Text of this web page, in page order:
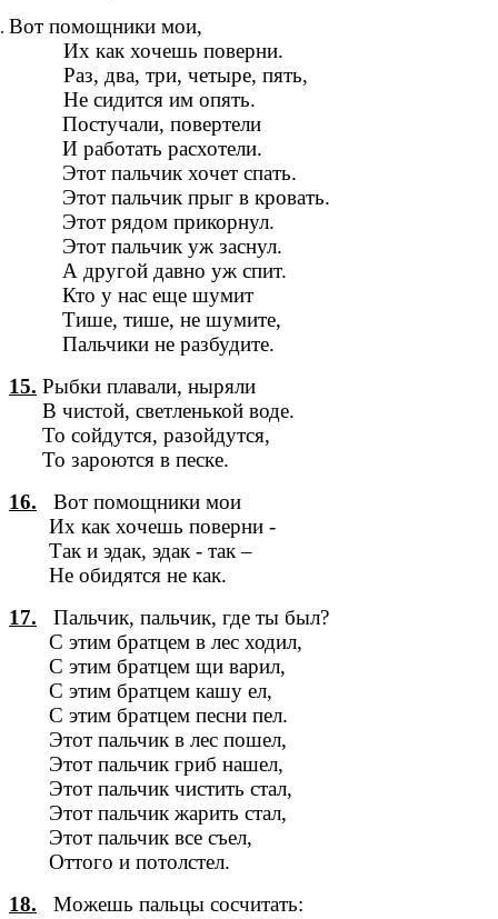
Вот помощники мои,
Их как хочешь поверни.
Раз, два, три, четыре, пять,
Не сидится им опять.
Постучали, повертели
И работать расхотели.
Этот пальчик хочет спать.
Этот пальчик прыг в кровать.
Этот рядом прикорнул.
Этот пальчик уж заснул.
А другой давно уж спит.
Кто у нас еще шумит
Тише, тише, не шумите,
Пальчики не разбудите.
15. Рыбки плавали, ныряли
В чистой, светленькой воде.
То сойдутся, разойдутся,
То зароются в песке.
16. Вот помощники мои
Их как хочешь поверни -
Так и эдак, эдак - так –
Не обидятся не как.
17. Пальчик, пальчик, где ты был?
С этим братцем в лес ходил,
С этим братцем щи варил,
С этим братцем кашу ел,
С этим братцем песни пел.
Этот пальчик в лес пошел,
Этот пальчик гриб нашел,
Этот пальчик чистить стал,
Этот пальчик жарить стал,
Этот пальчик все съел,
Оттого и потолстел.
18. Можешь пальцы сосчитать: